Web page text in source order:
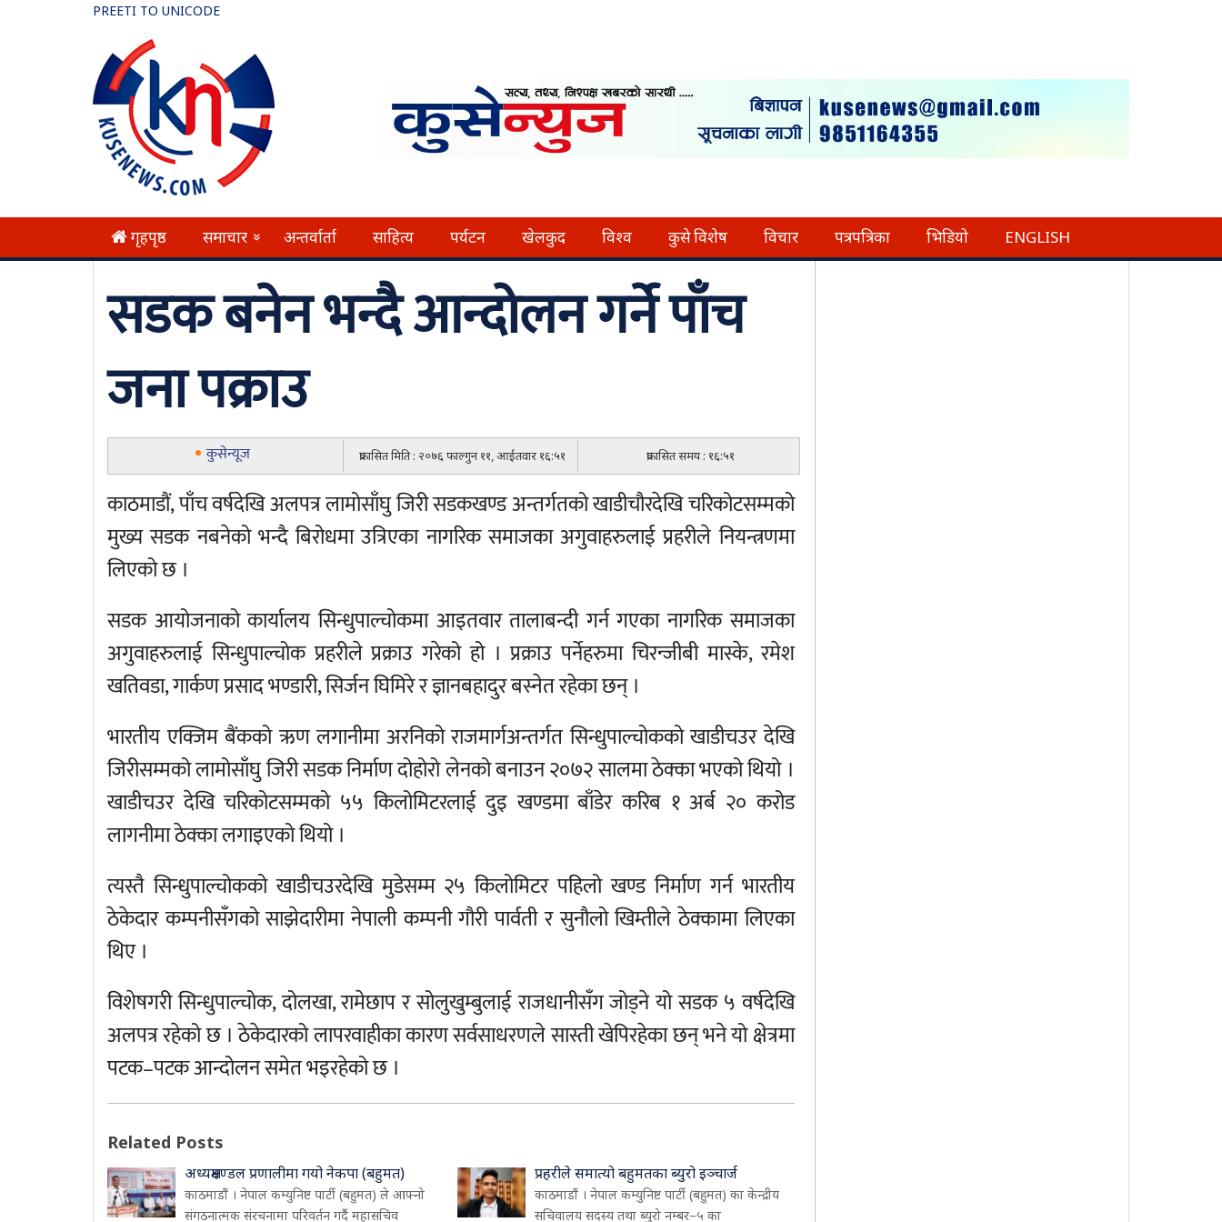
PREETI TO UNICODE
गृहपृष्ठ समाचार » अन्तर्वार्ता साहित्य पर्यटन खेलकुद विश्व कुसे विशेष विचार पत्रपत्रिका भिडियो ENGLISH
सडक बनेन भन्दै आन्दोलन गर्ने पाँच
जना पक्राउ
कुसेन्यूज प्रकासित मिति : २०७६ फाल्गुन ११, आईतवार १६:५१ प्रकासित समय : १६:५१
काठमाडौं, पाँच वर्षदेखि अलपत्र लामोसाँघु जिरी सडकखण्ड अन्तर्गतको खाडीचौरदेखि चरिकोटसम्मको
मुख्य सडक नबनेको भन्दै बिरोधमा उत्रिएका नागरिक समाजका अगुवाहरुलाई प्रहरीले नियन्त्रणमा
लिएको छ ।
सडक आयोजनाको कार्यालय सिन्धुपाल्चोकमा आइतवार तालाबन्दी गर्न गएका नागरिक समाजका
अगुवाहरुलाई सिन्धुपाल्चोक प्रहरीले प्रक्राउ गरेको हो । प्रक्राउ पर्नेहरुमा चिरन्जीबी मास्के, रमेश
खतिवडा, गार्कण प्रसाद भण्डारी, सिर्जन घिमिरे र ज्ञानबहादुर बस्नेत रहेका छन् ।
भारतीय एक्जिम बैंकको ऋण लगानीमा अरनिको राजमार्गअन्तर्गत सिन्धुपाल्चोकको खाडीचउर देखि
जिरीसम्मको लामोसाँघु जिरी सडक निर्माण दोहोरो लेनको बनाउन २०७२ सालमा ठेक्का भएको थियो ।
खाडीचउर देखि चरिकोटसम्मको ५५ किलोमिटरलाई दुइ खण्डमा बाँडेर करिब १ अर्ब २० करोड
लागनीमा ठेक्का लगाइएको थियो ।
त्यस्तै सिन्धुपाल्चोकको खाडीचउरदेखि मुडेसम्म २५ किलोमिटर पहिलो खण्ड निर्माण गर्न भारतीय
ठेकेदार कम्पनीसँगको साझेदारीमा नेपाली कम्पनी गौरी पार्वती र सुनौलो खिम्तीले ठेक्कामा लिएका
थिए ।
विशेषगरी सिन्धुपाल्चोक, दोलखा, रामेछाप र सोलुखुम्बुलाई राजधानीसँग जोड्ने यो सडक ५ वर्षदेखि
अलपत्र रहेको छ । ठेकेदारको लापरवाहीका कारण सर्वसाधरणले सास्ती खेपिरहेका छन् भने यो क्षेत्रमा
पटक–पटक आन्दोलन समेत भइरहेको छ ।
Related Posts
अध्यक्षमण्डल प्रणालीमा गयो नेकपा (बहुमत)
काठमाडौं । नेपाल कम्युनिष्ट पार्टी (बहुमत) ले आफ्नो
संगठनात्मक संरचनामा परिवर्तन गर्दै महासचिव
प्रहरीले समात्यो बहुमतका ब्युरो इञ्चार्ज
काठमाडौं । नेपाल कम्युनिष्ट पार्टी (बहुमत) का केन्द्रीय
सचिवालय सदस्य तथा ब्युरो नम्बर–५ का